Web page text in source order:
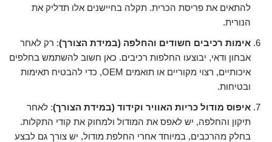
להתאים את פריסת הכרית. תקלה בחיישנים אלו תדליק את
הנורית.
אימות רכיבים חשודים והחלפה (במידת הצורך): רק לאחר
אבחון ודאי, יבוצעו החלפות רכיבים. כאן חשוב להשתמש בחלפים
איכותיים, רצוי מקוריים או תואמים OEM, כדי להבטיח תאימות
ובטיחות.
איפוס מודול כריות האוויר וקידוד (במידת הצורך): לאחר
תיקון והחלפה, יש לאפס את המודול ולמחוק את קודי התקלות.
בחלק מהרכבים, במיוחד אחרי החלפת מודול, יש צורך גם לבצע